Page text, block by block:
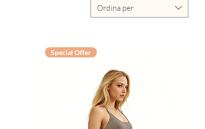
Ordina per
Special Offer